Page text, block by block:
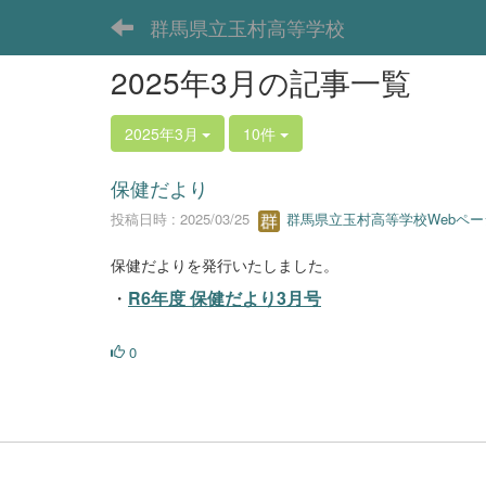
群馬県立玉村高等学校
2025年3月の記事一覧
2025年3月 10件
保健だより
投稿日時 : 2025/03/25 群馬県立玉村高等学校Webペ
保健だよりを発行いたしました。
・ R6年度 保健だより3月号
0